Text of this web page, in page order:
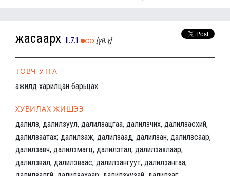
жасаарх II.7.1 [үй.ү]
ТОВЧ УТГА
ажилд харилцан барьцах
ХУВИЛАХ ЖИШЭЭ
далилз, далилзуул, далилзацгаа, далилзчих, далилзасхий,
далилзаатах; далилзаж, далилзаад, далилзан, далилзсаар,
далилзавч, далилзмагц, далилзтал, далилзахлаар,
далилзвал, далилзваас, далилзангуут, далилзангаа,